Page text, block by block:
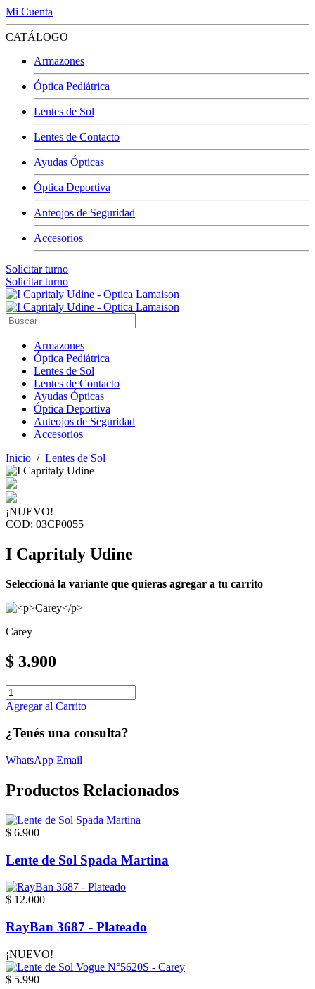
Mi Cuenta
CATÁLOGO
Armazones
Óptica Pediátrica
Lentes de Sol
Lentes de Contacto
Ayudas Ópticas
Óptica Deportiva
Anteojos de Seguridad
Accesorios
Solicitar turno
Solicitar turno
Armazones
Óptica Pediátrica
Lentes de Sol
Lentes de Contacto
Ayudas Ópticas
Óptica Deportiva
Anteojos de Seguridad
Accesorios
Inicio / Lentes de Sol
¡NUEVO!
COD: 03CP0055
I Capritaly Udine
Seleccioná la variante que quieras agregar a tu carrito
Carey
$ 3.900
Agregar al Carrito
¿Tenés una consulta?
WhatsApp Email
Productos Relacionados
$ 6.900
Lente de Sol Spada Martina
$ 12.000
RayBan 3687 - Plateado
¡NUEVO!
$ 5.990